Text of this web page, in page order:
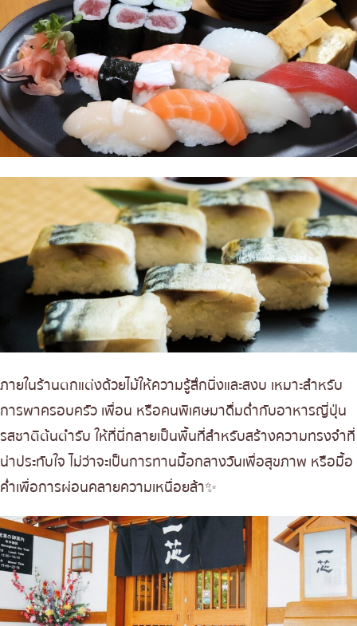
ภายในร้านตกแต่งด้วยไม้ให้ความรู้สึกนิ่งและสงบ เหมาะสำหรับ
การพาครอบครัว เพื่อน หรือคนพิเศษมาดื่มด่ำกับอาหารญี่ปุ่น
รสชาติต้นตำรับ ให้ที่นี่กลายเป็นพื้นที่สำหรับสร้างความทรงจำที่
น่าประทับใจ ไม่ว่าจะเป็นการทานมื้อกลางวันเพื่อสุขภาพ หรือมื้อ
ค่ำเพื่อการผ่อนคลายความเหนื่อยล้า✨